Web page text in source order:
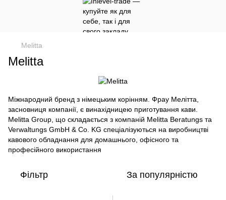
Melitta
Melitta
Міжнародний бренд з німецьким корінням. Фрау Мелітта,
засновниця компанії, є винахідницею приготування кави.
Melitta Group, що складається з компаній Melitta Beratungs та
Verwaltungs GmbH & Co. KG спеціалізуються на виробництві
кавового обладнання для домашнього, офісного та
професійного використання
Фільтр За популярністю